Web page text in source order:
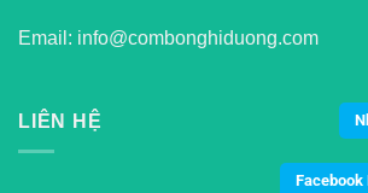
Email: info@combonghiduong.com
LIÊN HỆ